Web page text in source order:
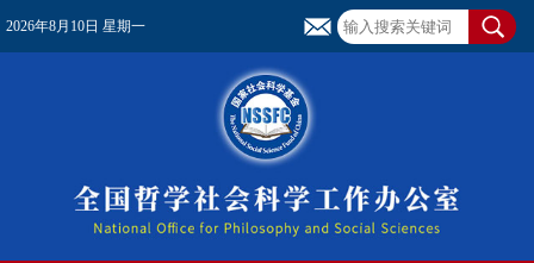
2026年8月10日 星期一